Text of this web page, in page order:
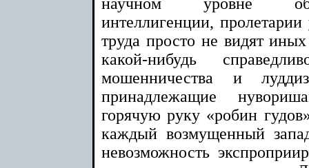
интеллигенции,
труда просто не видят
какой-нибудь
мошенничества и
принадлежащие
горячую руку «робин
каждый возмущенный
невозможность